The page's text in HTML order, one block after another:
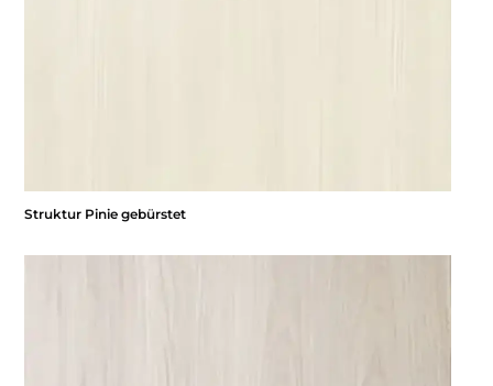
Struktur Pinie gebürstet